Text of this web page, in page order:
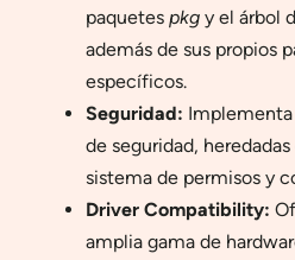
paquetes pkg y el árbol
además de sus propios
específicos.
Seguridad:
de seguridad,
sistema de permisos y
Driver Compatibility:
amplia gama de